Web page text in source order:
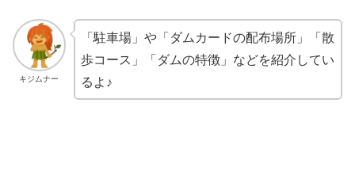
キジムナー
「駐車場」や「ダムカードの配布場所」「散
歩コース」「ダムの特徴」などを紹介してい
るよ♪